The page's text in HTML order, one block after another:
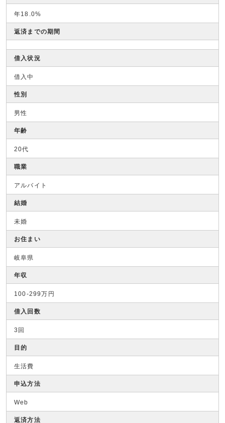
年18.0%
返済までの期間
借入状況
借入中
性別
男性
年齢
20代
職業
アルバイト
結婚
未婚
お住まい
岐阜県
年収
100-299万円
借入回数
3回
目的
生活費
申込方法
Web
返済方法